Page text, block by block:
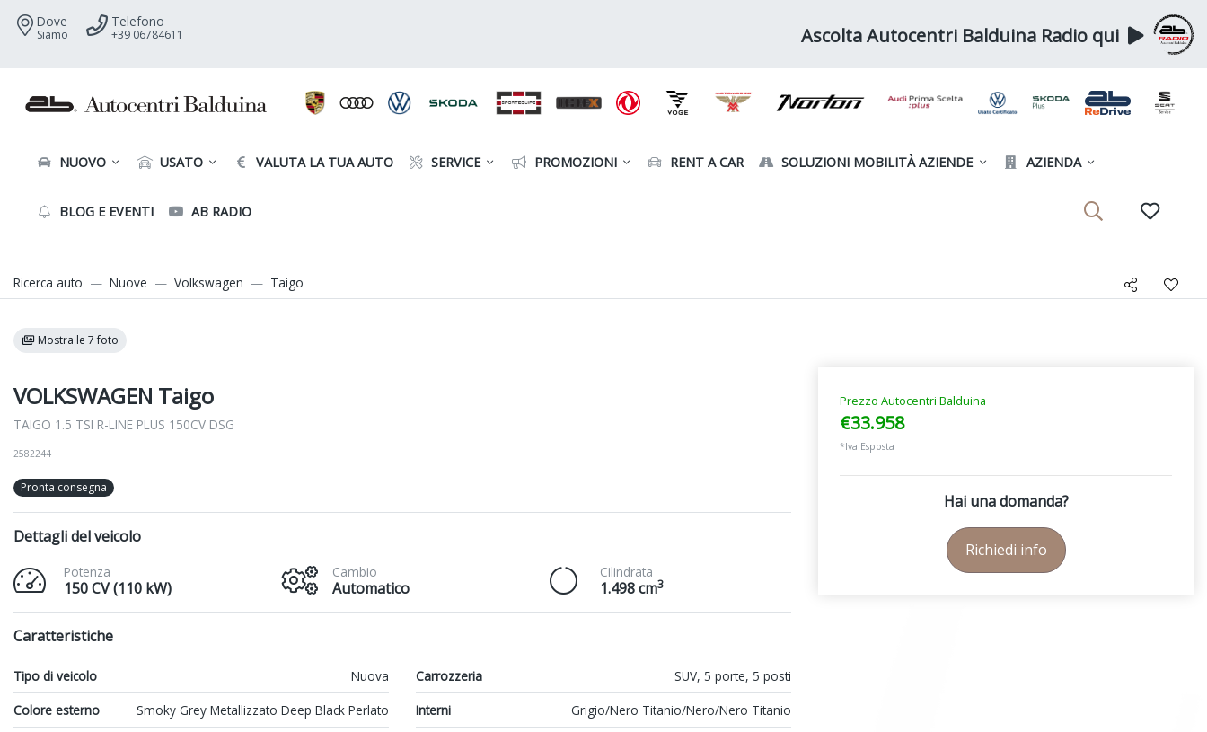
Dove
Siamo
Telefono
+39 06784611 Ascolta Autocentri Balduina Radio qui
NUOVO USATO VALUTA LA TUA AUTO SERVICE PROMOZIONI RENT A CAR SOLUZIONI MOBILITÀ AZIENDE AZIENDA
BLOG E EVENTI AB RADIO
Ricerca auto Nuove Volkswagen Taigo
Mostra le 7 foto
VOLKSWAGEN Taigo
TAIGO 1.5 TSI R-LINE PLUS 150CV DSG
2582244
Pronta consegna
Dettagli del veicolo
Potenza
150 CV (110 kW)
Cambio
Automatico
Cilindrata
1.498 cm3
Caratteristiche
Tipo di veicolo Nuova Carrozzeria
SUV, 5 porte, 5 posti
Colore esterno
Smoky Grey Metallizzato Deep Black Perlato Interni
Grigio/Nero Titanio/Nero/Nero Titanio
Prezzo Autocentri Balduina
€33.958
*Iva Esposta
Hai una domanda?
Richiedi info